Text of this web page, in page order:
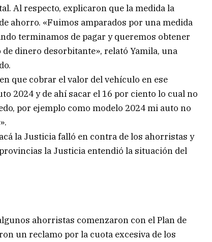
Al respecto, explicaron que la medida la
ahorro. «Fuimos amparados por una medida
terminamos de pagar y queremos obtener
dinero desorbitante», relató Yamila, una
que cobrar el valor del vehículo en ese
2024 y de ahí sacar el 16 por ciento lo cual no
por ejemplo como modelo 2024 mi auto no
la Justicia falló en contra de los ahorristas y
la Justicia entendió la situación del
ahorristas comenzaron con el Plan de
un reclamo por la cuota excesiva de los